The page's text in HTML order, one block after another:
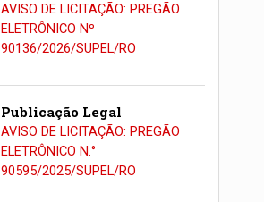
AVISO DE LICITAÇÃO: PREGÃO
ELETRÔNICO Nº
90136/2026/SUPEL/RO
Publicação Legal
AVISO DE LICITAÇÃO: PREGÃO
ELETRÔNICO N.°
90595/2025/SUPEL/RO